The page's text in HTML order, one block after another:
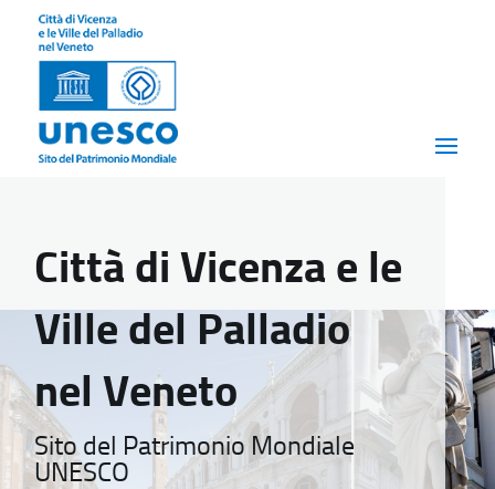
Città di Vicenza e le
Ville del Palladio
nel Veneto
Sito del Patrimonio Mondiale
UNESCO